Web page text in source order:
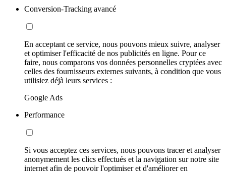
Conversion-Tracking avancé
En acceptant ce service, nous pouvons mieux suivre, analyser
et optimiser l'efficacité de nos publicités en ligne. Pour ce
faire, nous comparons vos données personnelles cryptées avec
celles des fournisseurs externes suivants, à condition que vous
utilisiez déjà leurs services :
Google Ads
Performance
Si vous acceptez ces services, nous pouvons tracer et analyser
anonymement les clics effectués et la navigation sur notre site
internet afin de pouvoir l'optimiser et d'améliorer en